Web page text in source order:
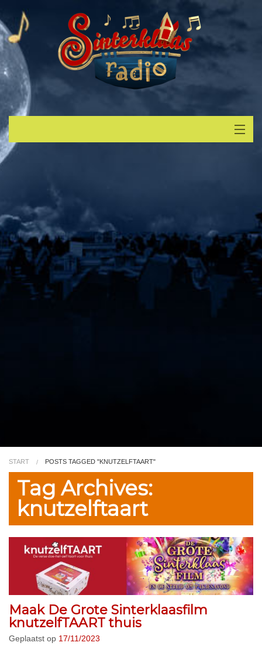
Muziek
Verzoek
Video
Kleurplaat
START POSTS TAGGED "KNUTZELFTAART"
Tag Archives:
knutzelftaart
Maak De Grote Sinterklaasfilm
knutzelfTAART thuis
Geplaatst op 17/11/2023